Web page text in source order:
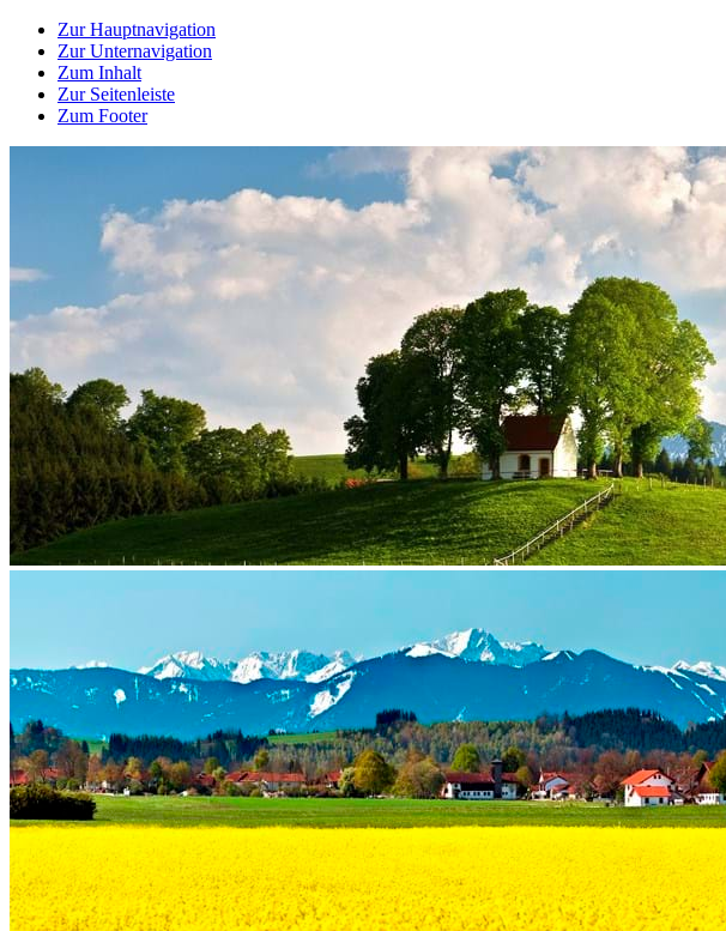
Zur Hauptnavigation
Zur Unternavigation
Zum Inhalt
Zur Seitenleiste
Zum Footer